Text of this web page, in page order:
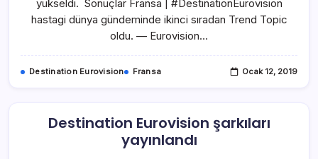
yükseldi. Sonuçlar Fransa | #DestinationEurovision
hastagi dünya gündeminde ikinci sıradan Trend Topic
oldu. — Eurovision…
Destination Eurovision Fransa Ocak 12, 2019
Destination Eurovision şarkıları
yayınlandı